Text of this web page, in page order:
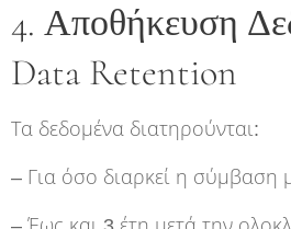
4. Αποθήκευση
Data Retention
Τα δεδομένα διατηρούνται:
– Για όσο διαρκεί η σύμβαση